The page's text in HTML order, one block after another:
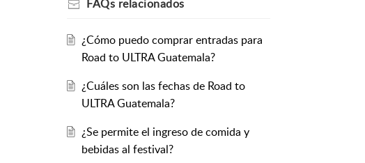
FAQs relacionados
¿Cómo puedo comprar entradas para
Road to ULTRA Guatemala?
¿Cuáles son las fechas de Road to
ULTRA Guatemala?
¿Se permite el ingreso de comida y
bebidas al festival?